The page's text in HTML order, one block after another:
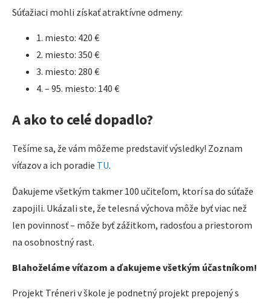
Súťažiaci mohli získať atraktívne odmeny:
1. miesto: 420 €
2. miesto: 350 €
3. miesto: 280 €
4. – 95. miesto: 140 €
A ako to celé dopadlo?
Tešíme sa, že vám môžeme predstaviť výsledky! Zoznam
víťazov a ich poradie TU.
Ďakujeme všetkým takmer 100 učiteľom, ktorí sa do súťaže
zapojili. Ukázali ste, že telesná výchova môže byť viac než
len povinnosť – môže byť zážitkom, radosťou a priestorom
na osobnostný rast.
Blahoželáme víťazom a ďakujeme všetkým účastníkom!
Projekt Tréneri v škole je podnetný projekt prepojený s